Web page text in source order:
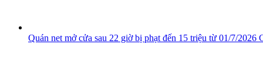
Quán net mở cửa sau 22 giờ bị phạt đến 15 triệu từ 01/7/2026